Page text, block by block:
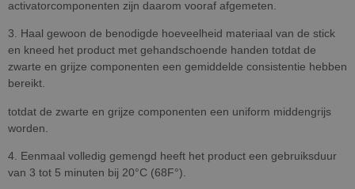
activatorcomponenten zijn daarom vooraf afgemeten.
3. Haal gewoon de benodigde hoeveelheid materiaal van de stick
en kneed het product met gehandschoende handen totdat de
zwarte en grijze componenten een gemiddelde consistentie hebben
bereikt.
totdat de zwarte en grijze componenten een uniform middengrijs
worden.
4. Eenmaal volledig gemengd heeft het product een gebruiksduur
van 3 tot 5 minuten bij 20°C (68F°).